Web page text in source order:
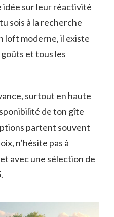
idée sur leur réactivité
sois à la recherche
loft moderne, il existe
et tous les
surtout en haute
de ton gîte
partent souvent
n’hésite pas à
avec une sélection de